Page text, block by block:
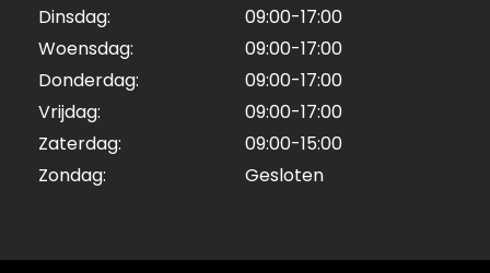
Dinsdag:
09:00-17:00
Woensdag:
09:00-17:00
Donderdag:
09:00-17:00
Vrijdag:
09:00-17:00
Zaterdag:
09:00-15:00
Zondag:
Gesloten